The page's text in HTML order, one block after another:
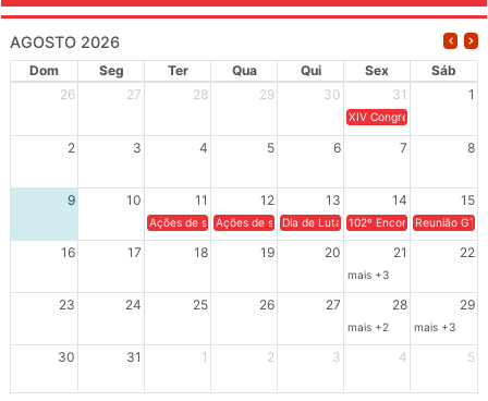
AGOSTO 2026
Dom Seg Ter Qua Qui Sex
Sáb
26
27 28 29 30 31 1
XIV Congresso Brasileiro
2 3 4 5 6 7 8
9 10 11 12 13 14 15
Ações de solidariedade a Cuba no Rio Grande do Sul - 100
Ações de solidariedade a Cuba no Rio Grande do
Dia de Luta em Defesa de Cuba e da
102º Encontro da
Reunião
16 17 18 19 20 21 22
mais +3
23 24 25 26 27 28 29
mais +2 mais +3
30 31 1 2 3 4 5